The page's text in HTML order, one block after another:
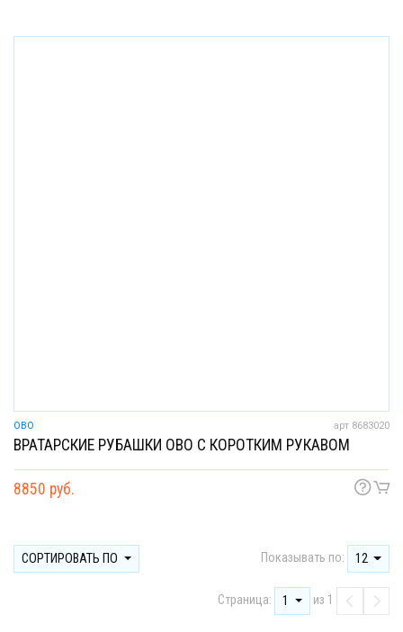
OBO арт 8683020
ВРАТАРСКИЕ РУБАШКИ OBO С КОРОТКИМ РУКАВОМ
8850 руб.
СОРТИРОВАТЬ ПО Показывать по: 12
Страница: 1 из 1